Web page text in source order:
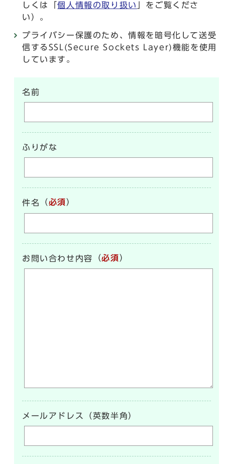
しくは「個人情報の取り扱い
」をご覧くださ
い）。
プライバシー保護のため、情報を暗号化して送受
信するSSL(Secure Sockets Layer)機能を使用
しています。
名前
ふりがな
件名 （必須）
お問い合わせ内容 （必須）
メールアドレス（英数半角）